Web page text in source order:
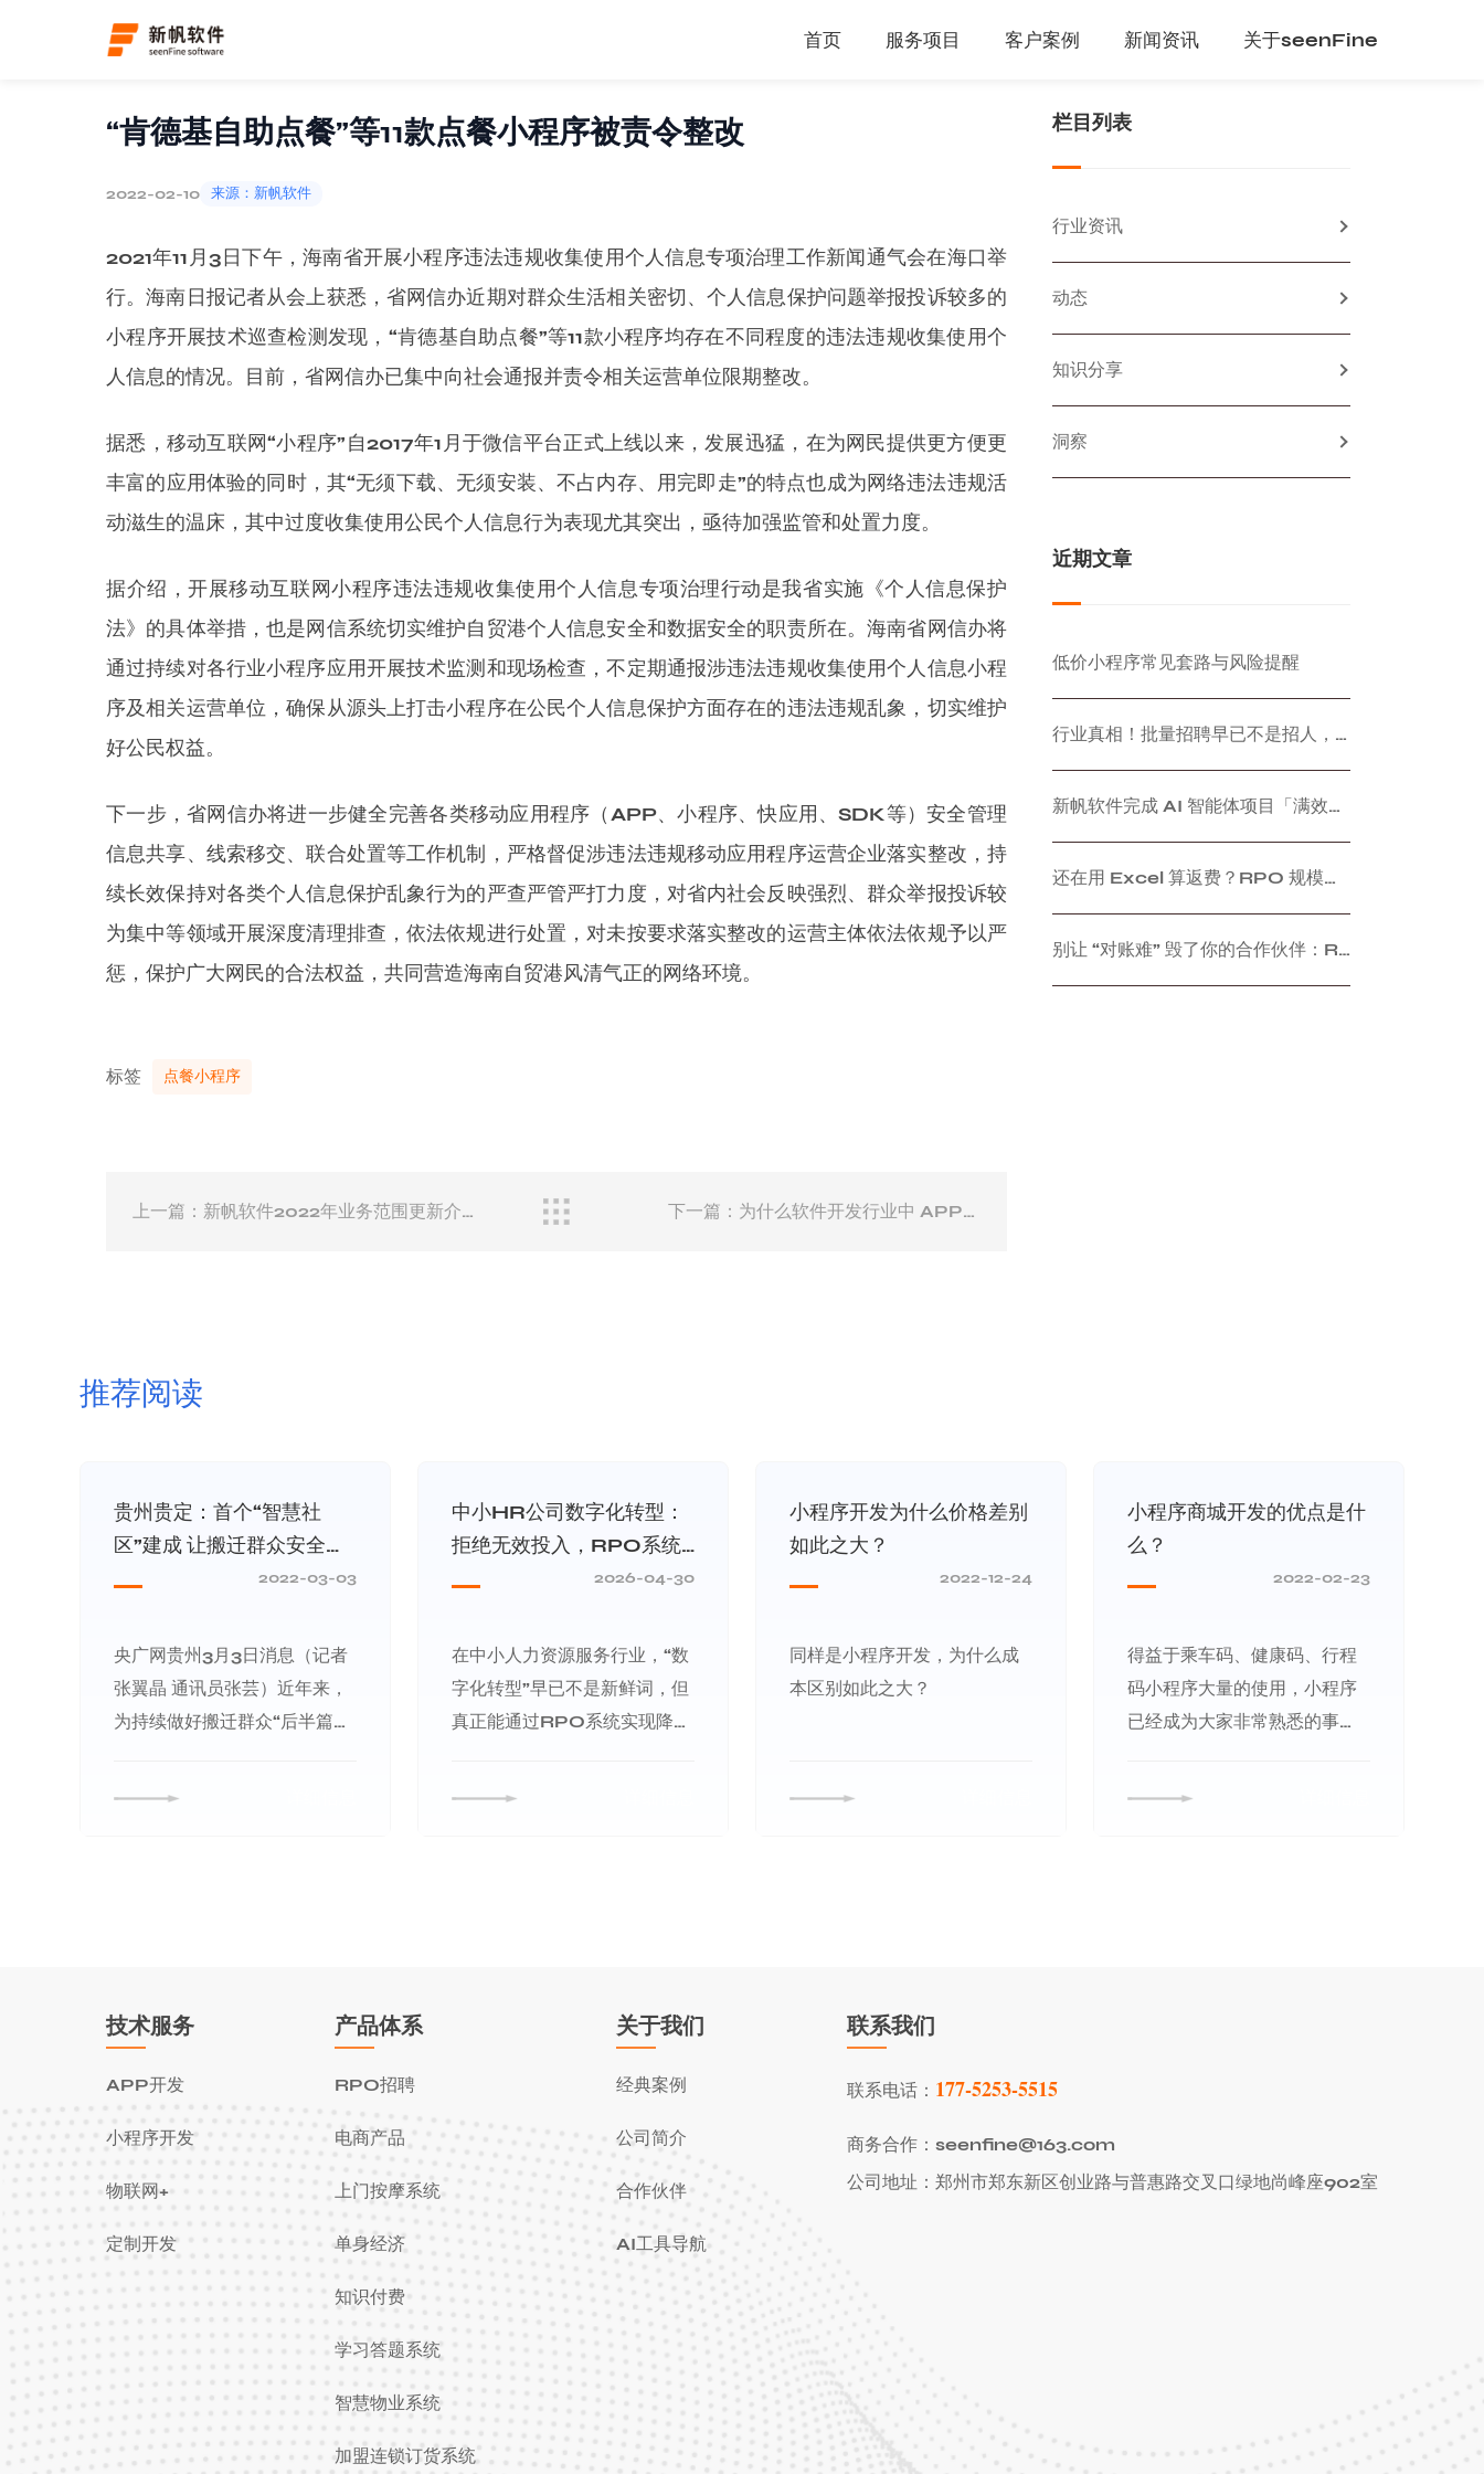
首页 服务项目 客户案例 新闻资讯 关于seenFine
首页 新闻资讯
“肯德基自助点餐”等11款点餐小程序被责令整改
2022-02-10 来源：新帆软件
2021年11月3日下午，海南省开展小程序违法违规收集使用个人信息专项治理工作新闻通气会在海口举
行。海南日报记者从会上获悉，省网信办近期对群众生活相关密切、个人信息保护问题举报投诉较多的
小程序开展技术巡查检测发现，“肯德基自助点餐”等11款小程序均存在不同程度的违法违规收集使用个
人信息的情况。目前，省网信办已集中向社会通报并责令相关运营单位限期整改。
据悉，移动互联网“小程序”自2017年1月于微信平台正式上线以来，发展迅猛，在为网民提供更方便更
丰富的应用体验的同时，其“无须下载、无须安装、不占内存、用完即走”的特点也成为网络违法违规活
动滋生的温床，其中过度收集使用公民个人信息行为表现尤其突出，亟待加强监管和处置力度。
据介绍，开展移动互联网小程序违法违规收集使用个人信息专项治理行动是我省实施《个人信息保护
法》的具体举措，也是网信系统切实维护自贸港个人信息安全和数据安全的职责所在。海南省网信办将
通过持续对各行业小程序应用开展技术监测和现场检查，不定期通报涉违法违规收集使用个人信息小程
序及相关运营单位，确保从源头上打击小程序在公民个人信息保护方面存在的违法违规乱象，切实维护
好公民权益。
下一步，省网信办将进一步健全完善各类移动应用程序（APP、小程序、快应用、SDK等）安全管理
信息共享、线索移交、联合处置等工作机制，严格督促涉违法违规移动应用程序运营企业落实整改，持
续长效保持对各类个人信息保护乱象行为的严查严管严打力度，对省内社会反映强烈、群众举报投诉较
为集中等领域开展深度清理排查，依法依规进行处置，对未按要求落实整改的运营主体依法依规予以严
惩，保护广大网民的合法权益，共同营造海南自贸港风清气正的网络环境。
标签 点餐小程序
上一篇：新帆软件2022年业务范围更新介
下一篇：为什么软件开发行业中 APP开
栏目列表
行业资讯
动态
知识分享
洞察
近期文章
低价小程序常见套路与风险提醒
行业真相！批量招聘早已不是招人，已经变成顶级社交分销生意
新帆软件完成 AI 智能体项目「满效来客」开发 | 企业 AI 工作流定制开发
还在用 Excel 算返费？RPO 规模化后人工对账的 3 大深坑
别让 “对账难” 毁了你的合作伙伴：RPO 业务如何实现节点自动结算？
推荐阅读
贵州贵定：首个“智慧社
区”建成 让搬迁群众安全又
2022-03-03
央广网贵州3月3日消息（记者
张翼晶 通讯员张芸）近年来，
为持续做好搬迁群众“后半篇文
中小HR公司数字化转型：
拒绝无效投入，RPO系统
选型与落地全指南2026-04-30
在中小人力资源服务行业，“数
字化转型”早已不是新鲜词，但
真正能通过RPO系统实现降本
小程序开发为什么价格差别
如此之大？
2022-12-24
同样是小程序开发，为什么成
本区别如此之大？
小程序商城开发的优点是什
么？
2022-02-23
得益于乘车码、健康码、行程
码小程序大量的使用，小程序
已经成为大家非常熟悉的事
技术服务
APP开发
小程序开发
物联网+
定制开发
产品体系
RPO招聘
电商产品
上门按摩系统
单身经济
知识付费
学习答题系统
智慧物业系统
加盟连锁订货系统
关于我们
经典案例
公司简介
合作伙伴
AI工具导航
联系我们
联系电话： 177-5253-5515
商务合作：seenfine@163.com
公司地址：郑州市郑东新区创业路与普惠路交叉口绿地尚峰座902室